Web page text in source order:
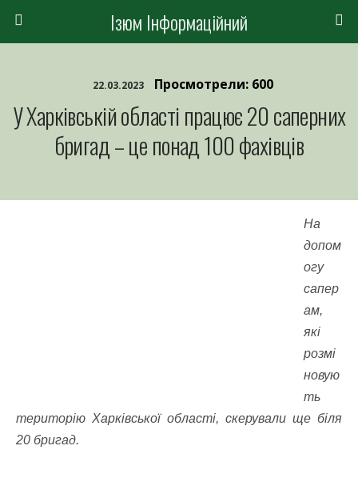
Ізюм Інформаційний
22.03.2023 Просмотрели: 600
У Харківській області працює 20 саперних
бригад – це понад 100 фахівців
На
допом
огу
сапер
ам,
які
розмі
новую
ть
територію Харківської області, скерували ще біля
20 бригад.